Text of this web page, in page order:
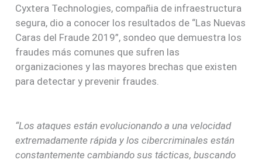
Cyxtera Technologies, compañia de infraestructura
segura, dio a conocer los resultados de “Las Nuevas
Caras del Fraude 2019”, sondeo que demuestra los
fraudes más comunes que sufren las
organizaciones y las mayores brechas que existen
para detectar y prevenir fraudes.
“Los ataques están evolucionando a una velocidad
extremadamente rápida y los cibercriminales están
constantemente cambiando sus tácticas, buscando